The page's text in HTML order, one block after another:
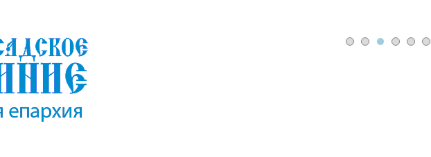
ПАВЛОВО-ПОСАДСКОЕ БЛАГОЧИНИЕ